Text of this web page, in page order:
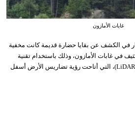
غابات الأمازون
في الكشف عن بقايا حضارة قديمة كانت مخفية
في غابات الأمازون، وذلك باستخدام تقنية
المسح بالليزر المحمولة جوًا (LiDAR)، التي أتاحت رؤية تضاريس الأرض أسفل